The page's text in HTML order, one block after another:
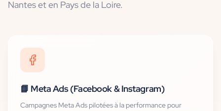
Nantes et en Pays de la Loire.
📘 Meta Ads (Facebook & Instagram)
Campagnes Meta Ads pilotées à la performance pour